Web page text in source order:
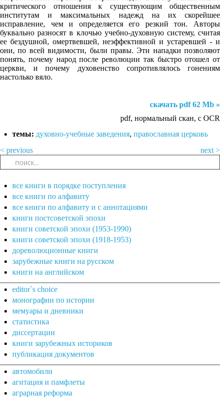
критического отношения к существующим общественным
институтам и максимальных надежд на их скорейшее
исправление, чем и определяется его резкий тон. Авторы
буквально разносят в клочью учебно-духовную систему, считая
ее бездушной, омертвевшей, неэффективной и устаревшей - и
они, по всей видимости, были правы. Эти нападки позволяют
понять, почему народ после революции так быстро отошел от
церкви, и почему духовенство сопротивлялось гонениям
настолько вяло.
скачать pdf 62 Mb »
pdf, нормальный скан, с OCR
темы: духовно-учебные заведения, православная церковь
< previous
next >
все книги в порядке поступления
все книги по алфавиту
все книги по алфавиту и с аннотациями
книги постсоветской эпохи
книги советской эпохи (1953-1990)
книги советской эпохи (1918-1953)
дореволюционные книги
зарубежные книги на русском
книги на английском
editor`s choice
монографии по истории
мемуары и дневники
статистика
диссертации
книги зарубежных историков
публикация документов
автомобили
агитация и памфлеты
аграрная реформа